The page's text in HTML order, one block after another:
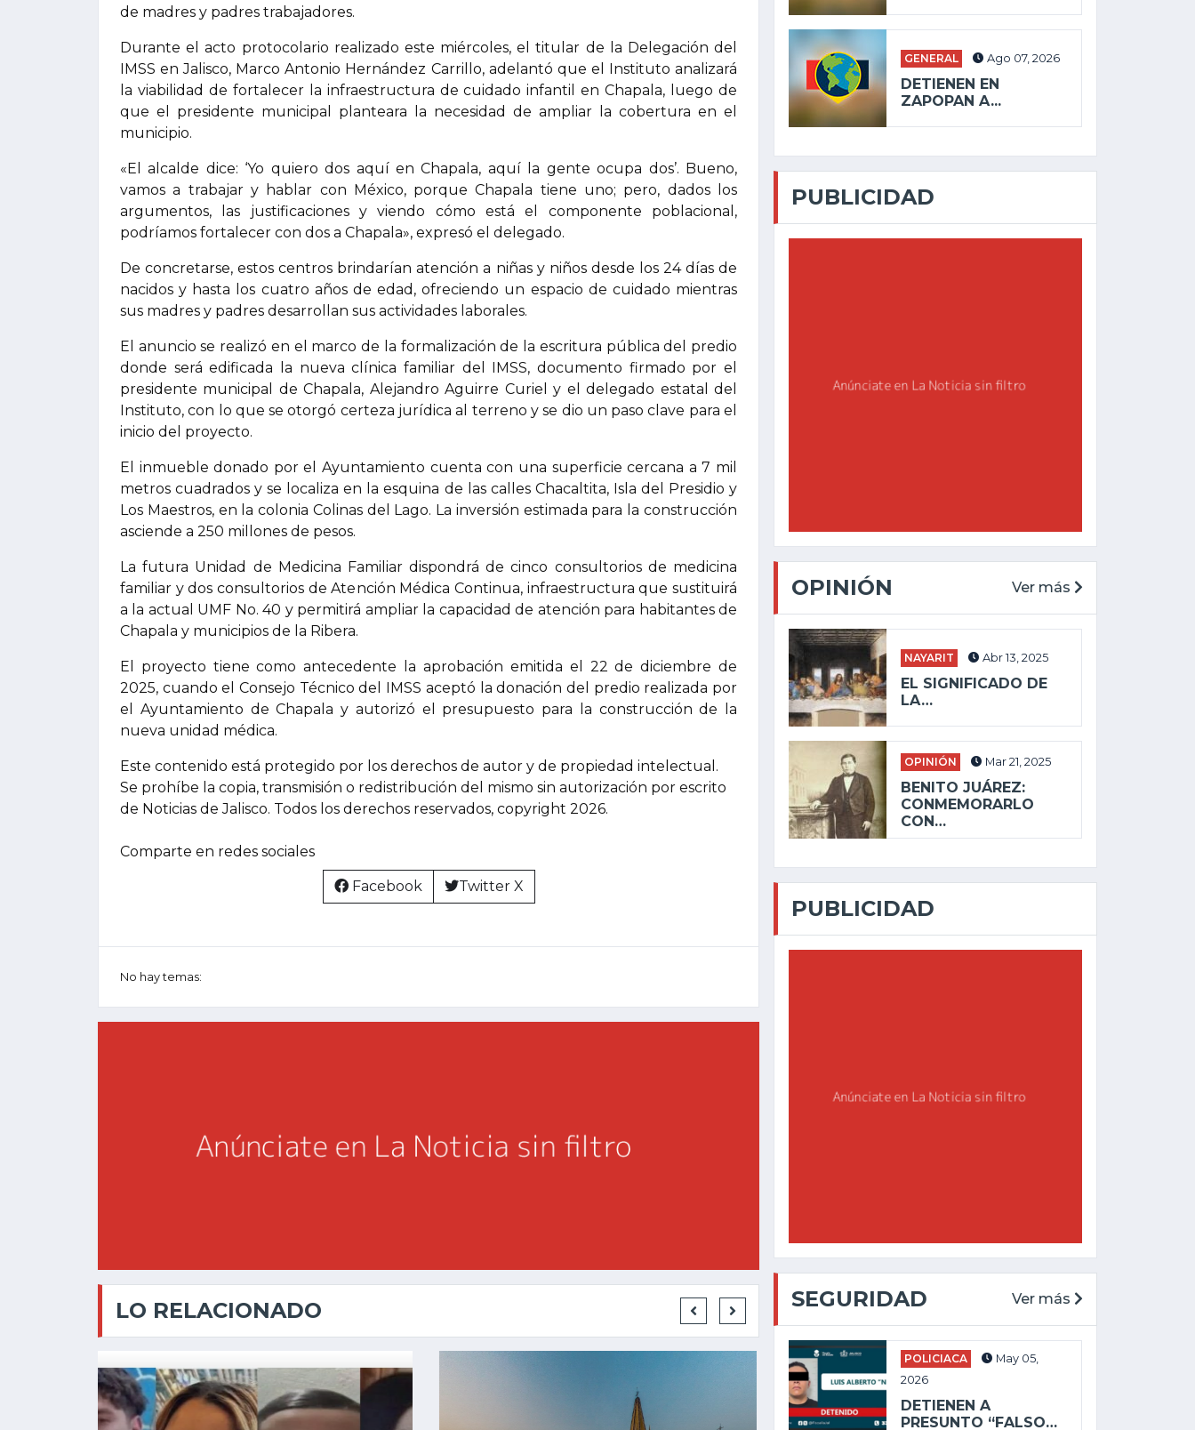
de madres y padres trabajadores.
Durante el acto protocolario realizado este miércoles, el titular de la Delegación del
IMSS en Jalisco, Marco Antonio Hernández Carrillo, adelantó que el Instituto analizará
la viabilidad de fortalecer la infraestructura de cuidado infantil en Chapala, luego de
que el presidente municipal planteara la necesidad de ampliar la cobertura en el
municipio.
«El alcalde dice: ‘Yo quiero dos aquí en Chapala, aquí la gente ocupa dos’. Bueno,
vamos a trabajar y hablar con México, porque Chapala tiene uno; pero, dados los
argumentos, las justificaciones y viendo cómo está el componente poblacional,
podríamos fortalecer con dos a Chapala», expresó el delegado.
De concretarse, estos centros brindarían atención a niñas y niños desde los 24 días de
nacidos y hasta los cuatro años de edad, ofreciendo un espacio de cuidado mientras
sus madres y padres desarrollan sus actividades laborales.
El anuncio se realizó en el marco de la formalización de la escritura pública del predio
donde será edificada la nueva clínica familiar del IMSS, documento firmado por el
presidente municipal de Chapala, Alejandro Aguirre Curiel y el delegado estatal del
Instituto, con lo que se otorgó certeza jurídica al terreno y se dio un paso clave para el
inicio del proyecto.
El inmueble donado por el Ayuntamiento cuenta con una superficie cercana a 7 mil
metros cuadrados y se localiza en la esquina de las calles Chacaltita, Isla del Presidio y
Los Maestros, en la colonia Colinas del Lago. La inversión estimada para la construcción
asciende a 250 millones de pesos.
La futura Unidad de Medicina Familiar dispondrá de cinco consultorios de medicina
familiar y dos consultorios de Atención Médica Continua, infraestructura que sustituirá
a la actual UMF No. 40 y permitirá ampliar la capacidad de atención para habitantes de
Chapala y municipios de la Ribera.
El proyecto tiene como antecedente la aprobación emitida el 22 de diciembre de
2025, cuando el Consejo Técnico del IMSS aceptó la donación del predio realizada por
el Ayuntamiento de Chapala y autorizó el presupuesto para la construcción de la
nueva unidad médica.
Este contenido está protegido por los derechos de autor y de propiedad intelectual.
Se prohíbe la copia, transmisión o redistribución del mismo sin autorización por escrito
de Noticias de Jalisco. Todos los derechos reservados, copyright 2026.
Comparte en redes sociales
Facebook Twitter X
No hay temas:
LO RELACIONADO
GENERAL Ago 07, 2026
DETIENEN EN
ZAPOPAN A...
PUBLICIDAD
OPINIÓN Ver más
NAYARIT Abr 13, 2025
EL SIGNIFICADO DE
LA…
OPINIÓN Mar 21, 2025
BENITO JUÁREZ:
CONMEMORARLO
CON…
PUBLICIDAD
SEGURIDAD Ver más
POLICIACA
May 05,
2026
DETIENEN A
PRESUNTO “FALSO…